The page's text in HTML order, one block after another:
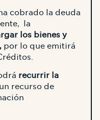
cobrado la deuda
la
los bienes y
por lo que emitirá
recurrir la
recurso de